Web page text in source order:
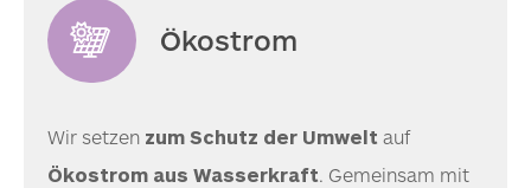
Ökostrom
Wir setzen zum Schutz der Umwelt auf
Ökostrom aus Wasserkraft. Gemeinsam mit